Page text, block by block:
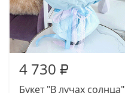
4 730 ₽
Букет "В лучах солнца"